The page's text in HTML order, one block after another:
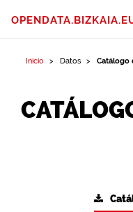
Inicio Datos Catálogo